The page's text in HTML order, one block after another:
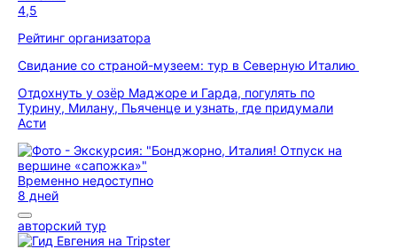
4,5
Рейтинг организатора
Свидание со страной-музеем: тур в Северную Италию
Отдохнуть у озёр Маджоре и Гарда, погулять по
Турину, Милану, Пьяченце и узнать, где придумали
Асти
Временно недоступно
8 дней
авторский тур